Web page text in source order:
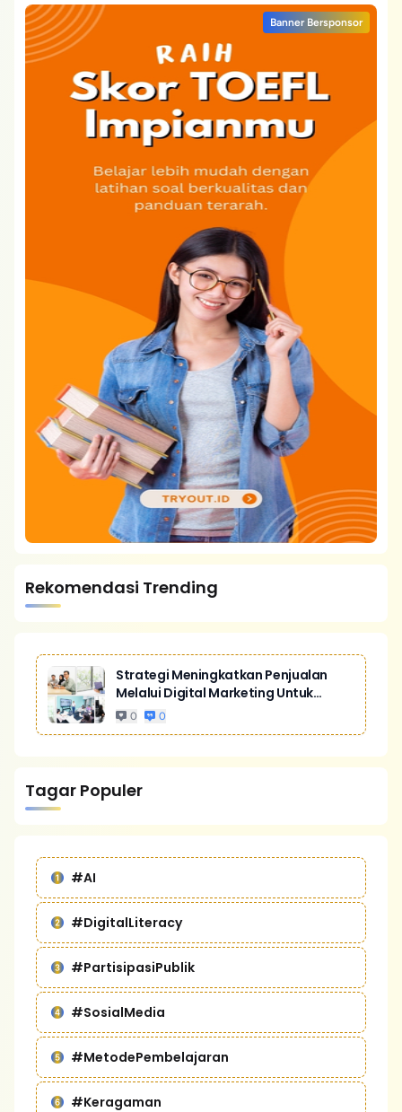
Banner Bersponsor
Rekomendasi Trending
Strategi Meningkatkan Penjualan
Melalui Digital Marketing Untuk
Bisnis Yang Lebih Kompetitif
0 0
Tagar Populer
#AI
#DigitalLiteracy
#PartisipasiPublik
#SosialMedia
#MetodePembelajaran
#Keragaman